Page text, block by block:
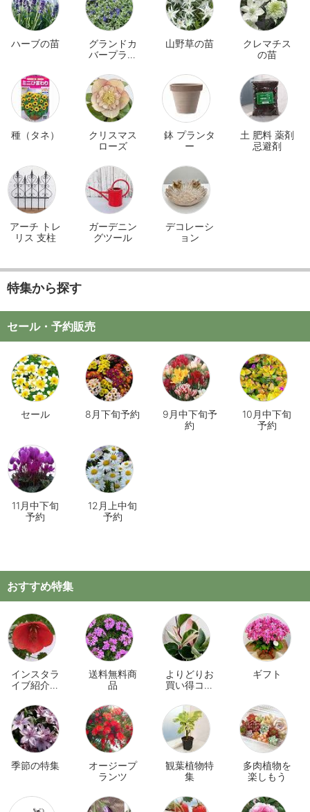
ハーブの苗
グランドカ
バープラン
山野草の苗
クレマチス
の苗
種（タネ）
クリスマス
ローズ
鉢 プランタ
ー
土 肥料 薬剤
忌避剤
アーチ トレ
リス 支柱
ガーデニン
グツール
デコレーシ
ョン
特集から探す
セール・予約販売
セール 8月下旬予約
9月中下旬予
約
10月中下旬
予約
11月中下旬
予約
12月上中旬
予約
おすすめ特集
インスタラ
イブ紹介商
送料無料商
品
よりどりお
買い得コー
ギフト
季節の特集
オージープ
ランツ
観葉植物特
集
多肉植物を
楽しもう